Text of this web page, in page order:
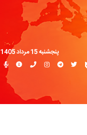
پنجشنبه 15 مرداد 1405